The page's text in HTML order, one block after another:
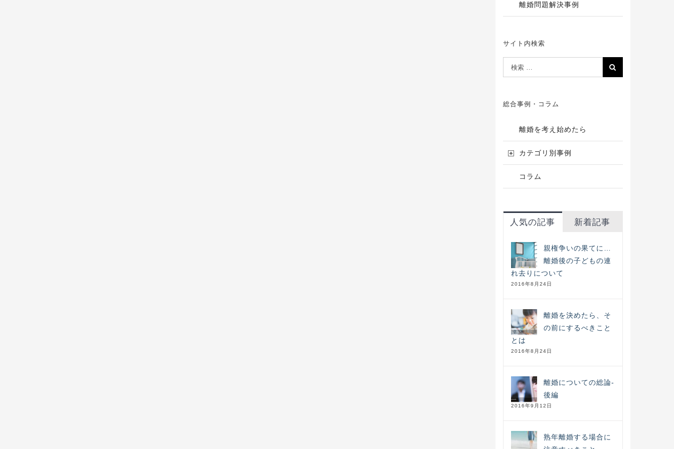
離婚問題解決事例
サイト内検索
総合事例・コラム
離婚を考え始めたら
カテゴリ別事例
コラム
人気の記事 新着記事
親権争いの果てに…
離婚後の子どもの連
れ去りについて
2016年8月24日
離婚を決めたら、そ
の前にするべきこと
とは
2016年8月24日
離婚についての総論-
後編
2016年9月12日
熟年離婚する場合に